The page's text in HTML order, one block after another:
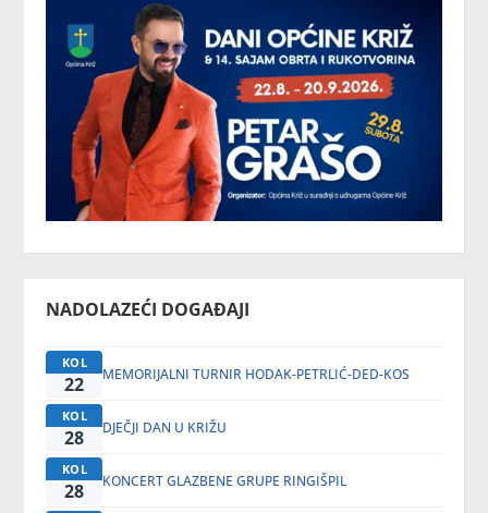
NADOLAZEĆI DOGAĐAJI
KOL
22 MEMORIJALNI TURNIR HODAK-PETRLIĆ-DED-KOS
KOL
28 DJEČJI DAN U KRIŽU
KOL
28 KONCERT GLAZBENE GRUPE RINGIŠPIL